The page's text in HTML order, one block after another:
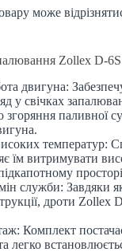
може
Zollex D-
двигуна:
у свічках
згоряння паливної
температур:
їм витримувати
служби: Завдяки
дроти Zollex
Комплект
легко